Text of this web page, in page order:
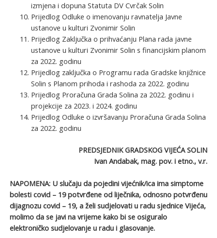
izmjena i dopuna Statuta DV Cvrčak Solin
Prijedlog Odluke o imenovanju ravnatelja Javne
ustanove u kulturi Zvonimir Solin
Prijedlog Zaključka o prihvaćanju Plana rada javne
ustanove u kulturi Zvonimir Solin s financijskim planom
za 2022. godinu
Prijedlog zaključka o Programu rada Gradske knjižnice
Solin s Planom prihoda i rashoda za 2022. godinu
Prijedlog Proračuna Grada Solina za 2022. godinu i
projekcije za 2023. i 2024. godinu
Prijedlog Odluke o izvršavanju Proračuna Grada Solina
za 2022. godinu
PREDSJEDNIK GRADSKOG VIJEĆA SOLIN
Ivan Andabak, mag. pov. i etno., v.r.
NAPOMENA: U slučaju da pojedini vijećnik/ica ima simptome
bolesti covid – 19 potvrđene od liječnika, odnosno potvrđenu
dijagnozu covid – 19, a želi sudjelovati u radu sjednice Vijeća,
molimo da se javi na vrijeme kako bi se osiguralo
elektroničko sudjelovanje u radu i glasovanje.